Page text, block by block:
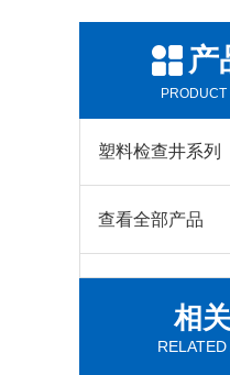
产
PRODUCT
塑料检查井系列
查看全部产品
相